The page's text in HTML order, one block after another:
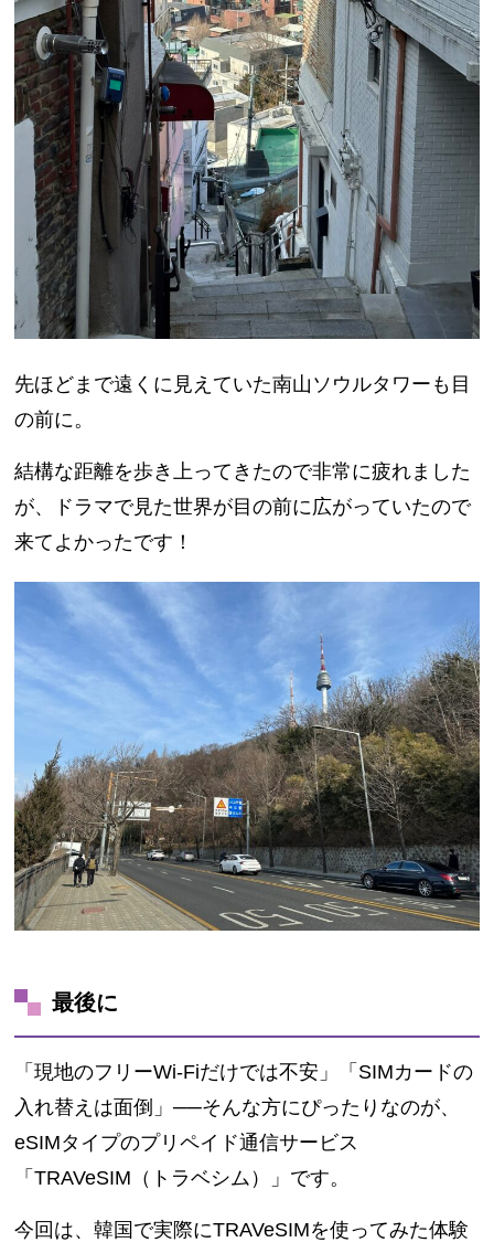
先ほどまで遠くに見えていた南山ソウルタワーも目
の前に。
結構な距離を歩き上ってきたので非常に疲れました
が、ドラマで見た世界が目の前に広がっていたので
来てよかったです！
最後に
「現地のフリーWi-Fiだけでは不安」「SIMカードの
入れ替えは面倒」──そんな方にぴったりなのが、
eSIMタイプのプリペイド通信サービス
「TRAVeSIM（トラベシム）」です。
今回は、韓国で実際にTRAVeSIMを使ってみた体験